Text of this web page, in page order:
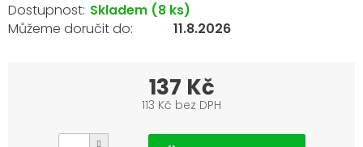
Skladem (8 ks)
11.8.2026
137 Kč
113 Kč bez DPH
cena: